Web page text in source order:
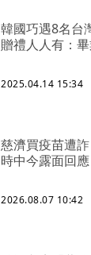
韓國巧遇8名
贈禮人人有：
2025.04.14 15:34
慈濟買疫苗遭
時中今露面回應
2026.08.07 10:42